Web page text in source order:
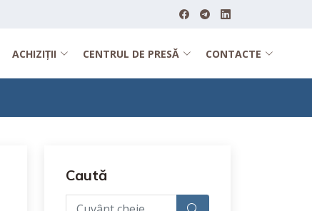
ACHIZIȚII CENTRUL DE PRESĂ CONTACTE
Caută